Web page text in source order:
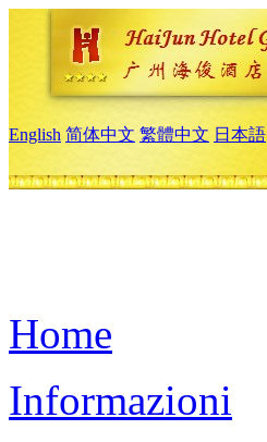
English 简体中文 繁體中文 日本語
Home
Informazioni